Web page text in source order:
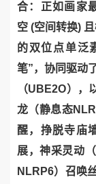
合：正如画家
空 (空间转换)
的双位点单泛
笔”，协同驱动
（UBE2O），
龙（静息态
醒，挣脱寺庙
展，神采灵动
NLRP6）召唤